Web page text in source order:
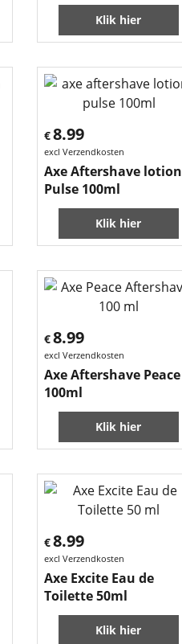
Klik hier
€8.99
excl Verzendkosten
Axe Aftershave lotion
Pulse 100ml
Klik hier
€8.99
excl Verzendkosten
Axe Aftershave Peace
100ml
Klik hier
€8.99
excl Verzendkosten
Axe Excite Eau de
Toilette 50ml
Klik hier